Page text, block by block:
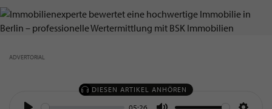
ADVERTORIAL
DIESEN ARTIKEL ANHÖREN